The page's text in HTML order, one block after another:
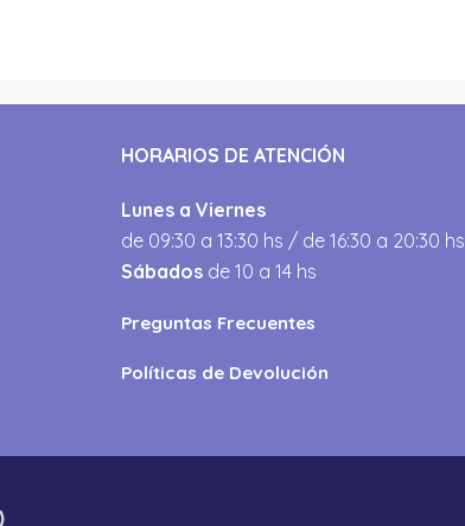
HORARIOS DE ATENCIÓN
Lunes a Viernes
de 09:30 a 13:30 hs / de 16:30 a 20:30 hs
Sábados de 10 a 14 hs
Preguntas Frecuentes
Políticas de Devolución